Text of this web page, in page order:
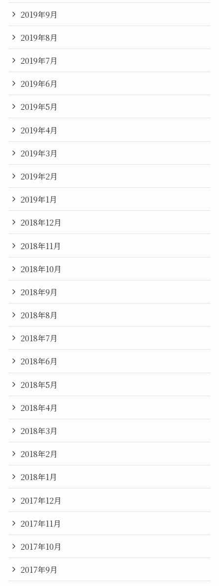
2019年9月
2019年8月
2019年7月
2019年6月
2019年5月
2019年4月
2019年3月
2019年2月
2019年1月
2018年12月
2018年11月
2018年10月
2018年9月
2018年8月
2018年7月
2018年6月
2018年5月
2018年4月
2018年3月
2018年2月
2018年1月
2017年12月
2017年11月
2017年10月
2017年9月